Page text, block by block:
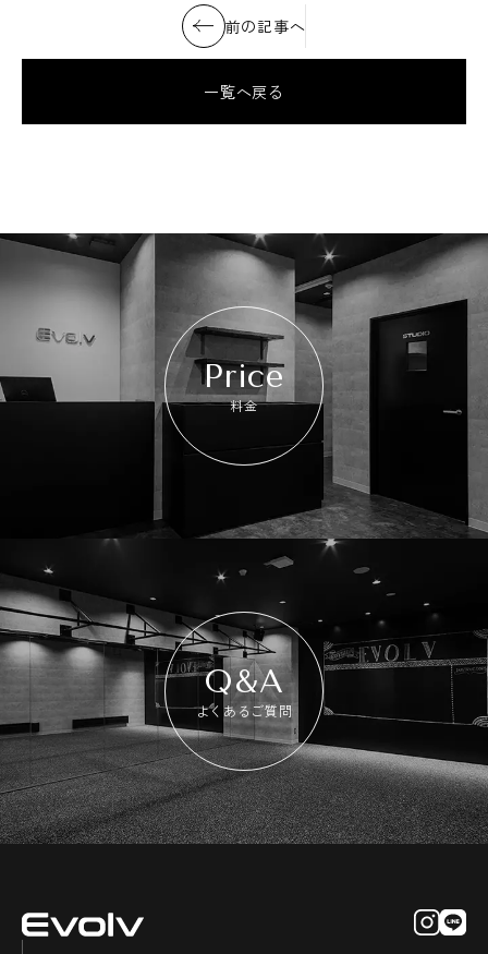
前の記事へ
一覧へ戻る
Price
料金
Q&A
よくあるご質問